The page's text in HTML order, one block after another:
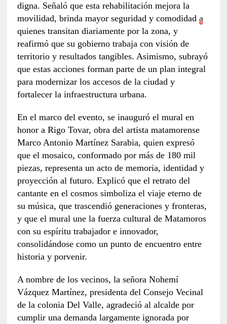
digna. Señaló que esta rehabilitación mejora la
movilidad, brinda mayor seguridad y comodidad a
quienes transitan diariamente por la zona, y
reafirmó que su gobierno trabaja con visión de
territorio y resultados tangibles. Asimismo, subrayó
que estas acciones forman parte de un plan integral
para modernizar los accesos de la ciudad y
fortalecer la infraestructura urbana.
En el marco del evento, se inauguró el mural en
honor a Rigo Tovar, obra del artista matamorense
Marco Antonio Martínez Sarabia, quien expresó
que el mosaico, conformado por más de 180 mil
piezas, representa un acto de memoria, identidad y
proyección al futuro. Explicó que el retrato del
cantante en el cosmos simboliza el viaje eterno de
su música, que trascendió generaciones y fronteras,
y que el mural une la fuerza cultural de Matamoros
con su espíritu trabajador e innovador,
consolidándose como un punto de encuentro entre
historia y porvenir.
A nombre de los vecinos, la señora Nohemí
Vázquez Martínez, presidenta del Consejo Vecinal
de la colonia Del Valle, agradeció al alcalde por
cumplir una demanda largamente ignorada por